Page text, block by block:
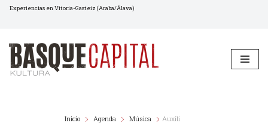
al
contenido
Experiencias en Vitoria-Gasteiz (Araba/Álava)
Inicio Agenda Música Auxili